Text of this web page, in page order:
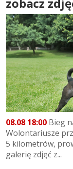
08.08 18:00 Bieg
Wolontariusze
5 kilometrów,
galerię zdjęć z...